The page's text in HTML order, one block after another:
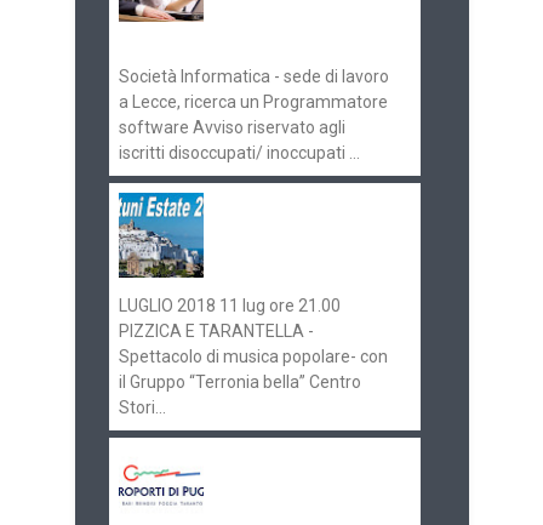
Società Informatica - sede di lavoro
a Lecce, ricerca un Programmatore
software Avviso riservato agli
iscritti disoccupati/ inoccupati ...
LUGLIO 2018 11 lug ore 21.00
PIZZICA E TARANTELLA -
Spettacolo di musica popolare- con
il Gruppo “Terronia bella” Centro
Stori...